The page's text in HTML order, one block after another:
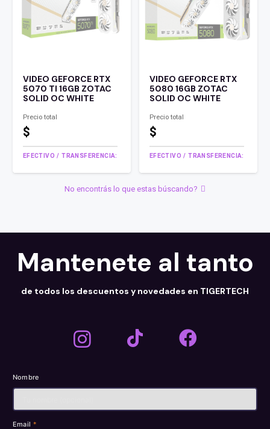
VIDEO GEFORCE RTX
5070 TI 16GB ZOTAC
SOLID OC WHITE
Precio total
$
EFECTIVO / TRANSFERENCIA:
VIDEO GEFORCE RTX
5080 16GB ZOTAC
SOLID OC WHITE
Precio total
$
EFECTIVO / TRANSFERENCIA:
No encontrás lo que estas búscando?
Mantenete al tanto
de todos los descuentos y novedades en TIGERTECH
Nombre
Email *